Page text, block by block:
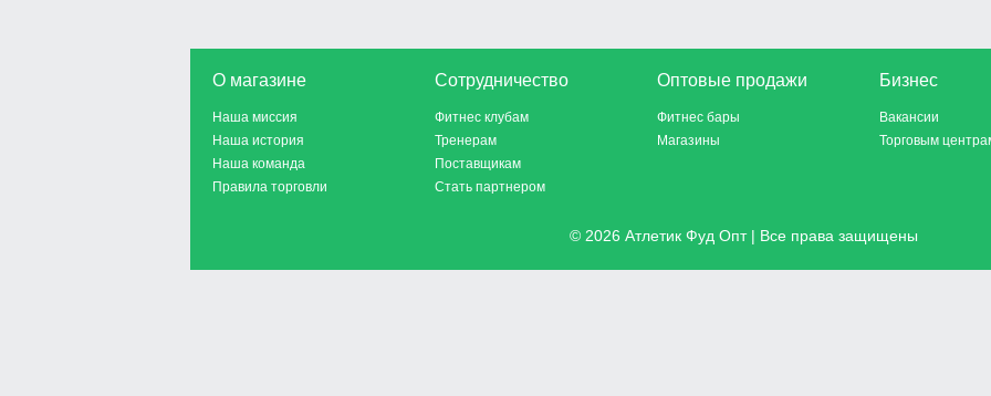
О магазине
Наша миссия
Наша история
Наша команда
Правила торговли
Сотрудничество
Фитнес клубам
Тренерам
Поставщикам
Стать партнером
Оптовые продажи
Фитнес бары
Магазины
Бизнес
Вакансии
Торговым
© 2026 Атлетик Фуд Опт | Все права защищены